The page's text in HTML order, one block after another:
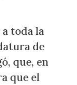
toda la
de
que, en
que el